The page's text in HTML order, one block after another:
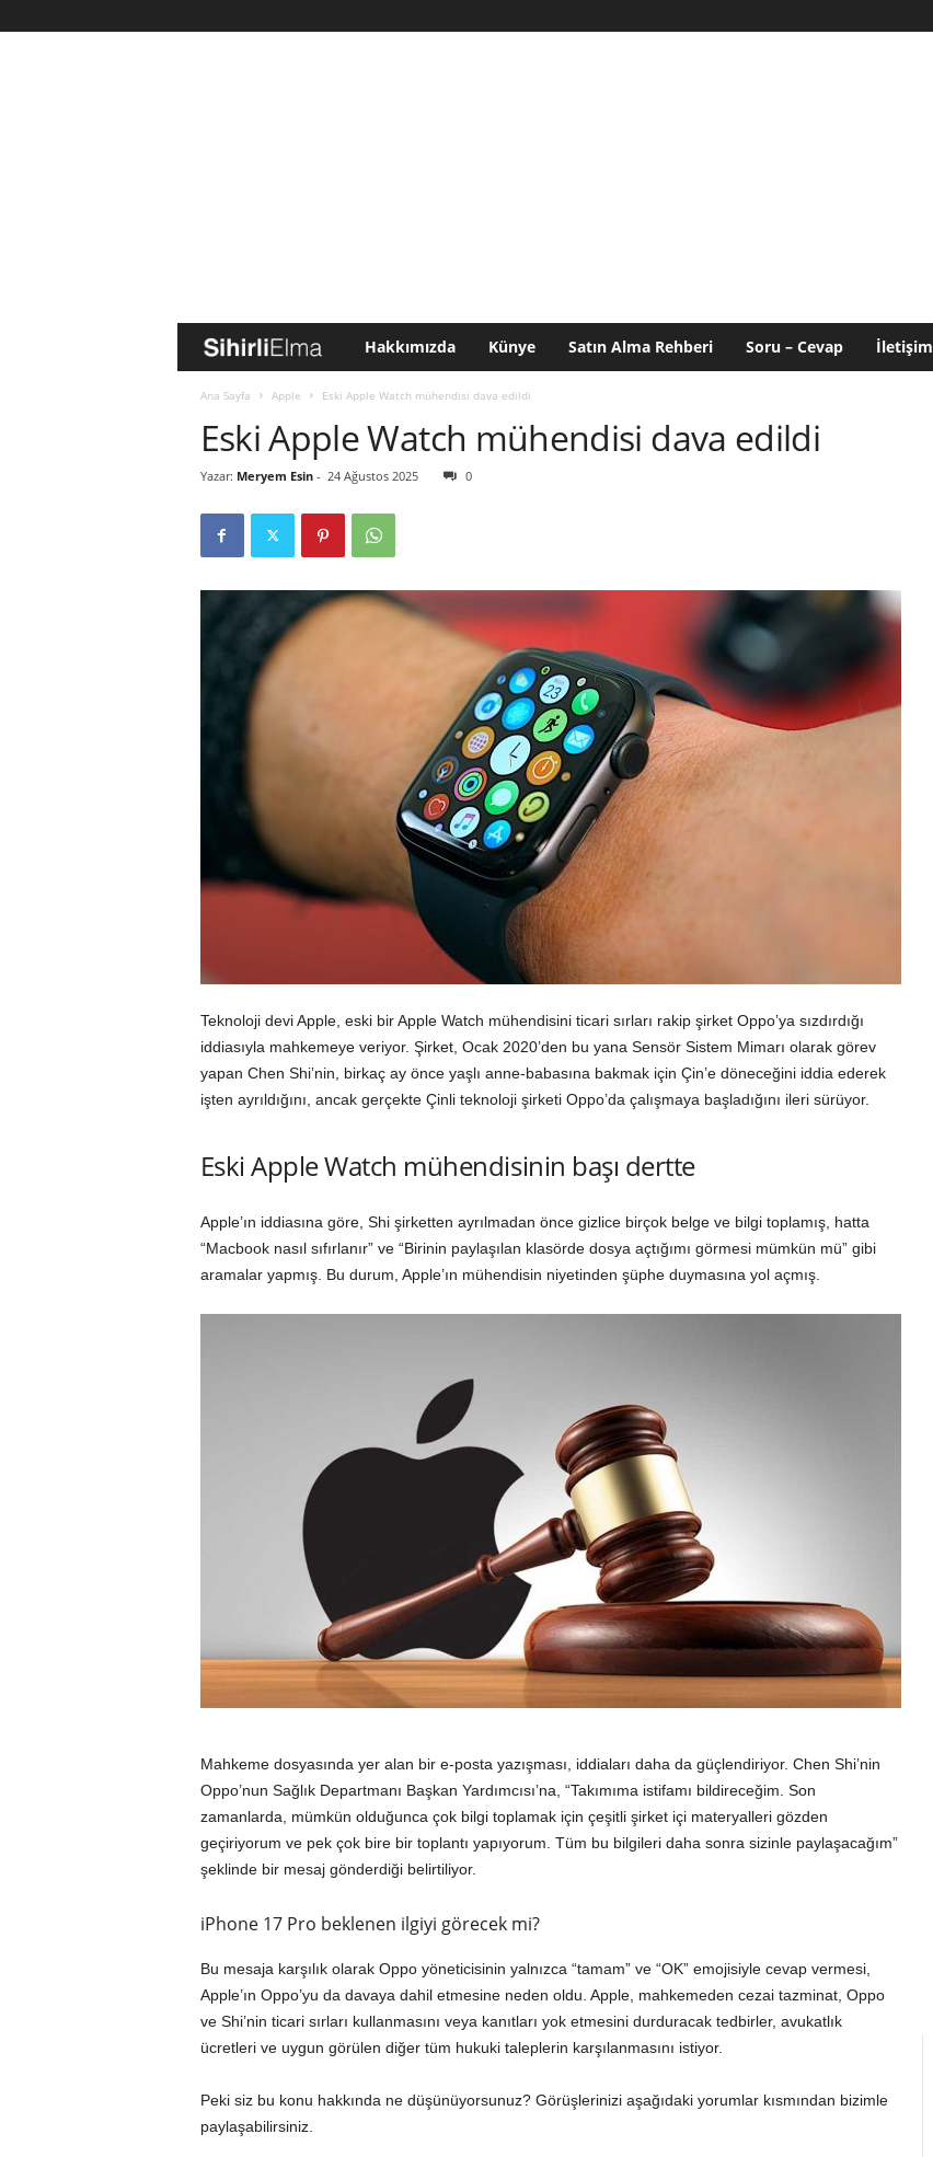
i
h
l
Hakkımızda Künye Satın Alma Rehberi Soru – Cevap İletişim
Ana Sayfa Apple Eski Apple Watch mühendisi dava edildi
Eski Apple Watch mühendisi dava edildi
Yazar: Meryem Esin- 24 Ağustos 2025 0
Teknoloji devi Apple, eski bir Apple Watch mühendisini ticari sırları rakip şirket Oppo’ya sızdırdığı
iddiasıyla mahkemeye veriyor. Şirket, Ocak 2020’den bu yana Sensör Sistem Mimarı olarak görev
yapan Chen Shi’nin, birkaç ay önce yaşlı anne-babasına bakmak için Çin’e döneceğini iddia ederek
işten ayrıldığını, ancak gerçekte Çinli teknoloji şirketi Oppo’da çalışmaya başladığını ileri sürüyor.
Eski Apple Watch mühendisinin başı dertte
Apple’ın iddiasına göre, Shi şirketten ayrılmadan önce gizlice birçok belge ve bilgi toplamış, hatta
“Macbook nasıl sıfırlanır” ve “Birinin paylaşılan klasörde dosya açtığımı görmesi mümkün mü” gibi
aramalar yapmış. Bu durum, Apple’ın mühendisin niyetinden şüphe duymasına yol açmış.
Mahkeme dosyasında yer alan bir e-posta yazışması, iddiaları daha da güçlendiriyor. Chen Shi’nin
Oppo’nun Sağlık Departmanı Başkan Yardımcısı’na, “Takımıma istifamı bildireceğim. Son
zamanlarda, mümkün olduğunca çok bilgi toplamak için çeşitli şirket içi materyalleri gözden
geçiriyorum ve pek çok bire bir toplantı yapıyorum. Tüm bu bilgileri daha sonra sizinle paylaşacağım”
şeklinde bir mesaj gönderdiği belirtiliyor.
iPhone 17 Pro beklenen ilgiyi görecek mi?
Bu mesaja karşılık olarak Oppo yöneticisinin yalnızca “tamam” ve “OK” emojisiyle cevap vermesi,
Apple’ın Oppo’yu da davaya dahil etmesine neden oldu. Apple, mahkemeden cezai tazminat, Oppo
ve Shi’nin ticari sırları kullanmasını veya kanıtları yok etmesini durduracak tedbirler, avukatlık
ücretleri ve uygun görülen diğer tüm hukuki taleplerin karşılanmasını istiyor.
Peki siz bu konu hakkında ne düşünüyorsunuz? Görüşlerinizi aşağıdaki yorumlar kısmından bizimle
paylaşabilirsiniz.